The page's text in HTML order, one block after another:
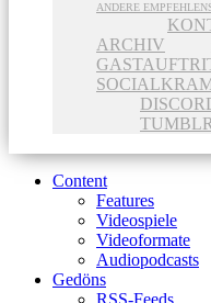
ANDERE
ARCHIV
TUMBLR
Content
Features
Videospiele
Videoformate
Audiopodcasts
Gedöns